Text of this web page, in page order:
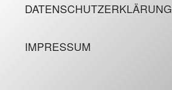
DATENSCHUTZERKLÄRUNG
IMPRESSUM